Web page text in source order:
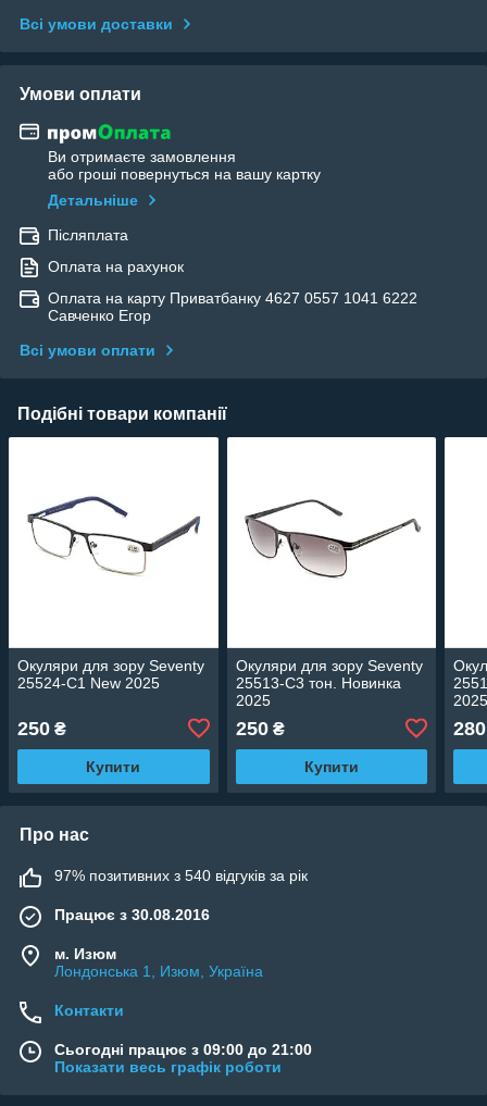
Всі умови доставки
Умови оплати
Ви отримаєте замовлення
або гроші повернуться на вашу картку
Детальніше
Післяплата
Оплата на рахунок
Оплата на карту Приватбанку 4627 0557 1041 6222
Савченко Егор
Всі умови оплати
Подібні товари компанії
Окуляри для зору Seventy
25524-C1 New 2025
250 ₴
Купити
Окуляри для зору Seventy
25513-C3 тон. Новинка
2025
250₴
Купити
280
Про нас
97% позитивних з 540 відгуків за рік
Працює з 30.08.2016
м. Изюм
Лондонська 1, Изюм, Україна
Контакти
Сьогодні працює з 09:00 до 21:00
Показати весь графік роботи